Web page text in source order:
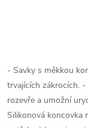
- Savky s měkkou
trvajících zákrocích.
rozevře a umožní
Silikonová koncovka